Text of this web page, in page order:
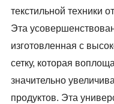
текстильной техники
Эта
изготовленная с
сетку, которая
значительно
продуктов. Эта